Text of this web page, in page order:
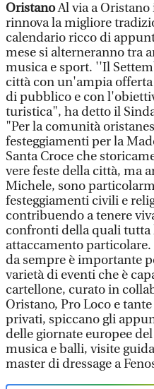
OristanoAl via a Oristano
rinnova la migliore
calendario ricco di
mese si alterneranno tra
musica e sport. ''Il
città con un'ampia
di pubblico e con
turistica", ha detto il
"Per la comunità
festeggiamenti per la
Santa Croce che
vere feste della città, ma
Michele, sono
festeggiamenti civili e
contribuendo a tenere
confronti della quali
attaccamento
da sempre è importante
varietà di eventi che è
cartellone, curato in
Oristano, Pro Loco e
privati, spiccano gli
delle giornate europee
musica e balli, visite
master di dressage a